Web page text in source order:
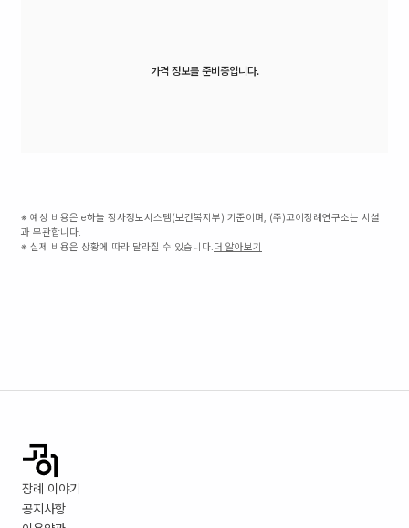
가격 정보를 준비중입니다.
※ 예상 비용은 e하늘 장사정보시스템(보건복지부) 기준이며, (주)고이장례연구소는 시설
과 무관합니다.
※ 실제 비용은 상황에 따라 달라질 수 있습니다.더 알아보기
장례 이야기
공지사항